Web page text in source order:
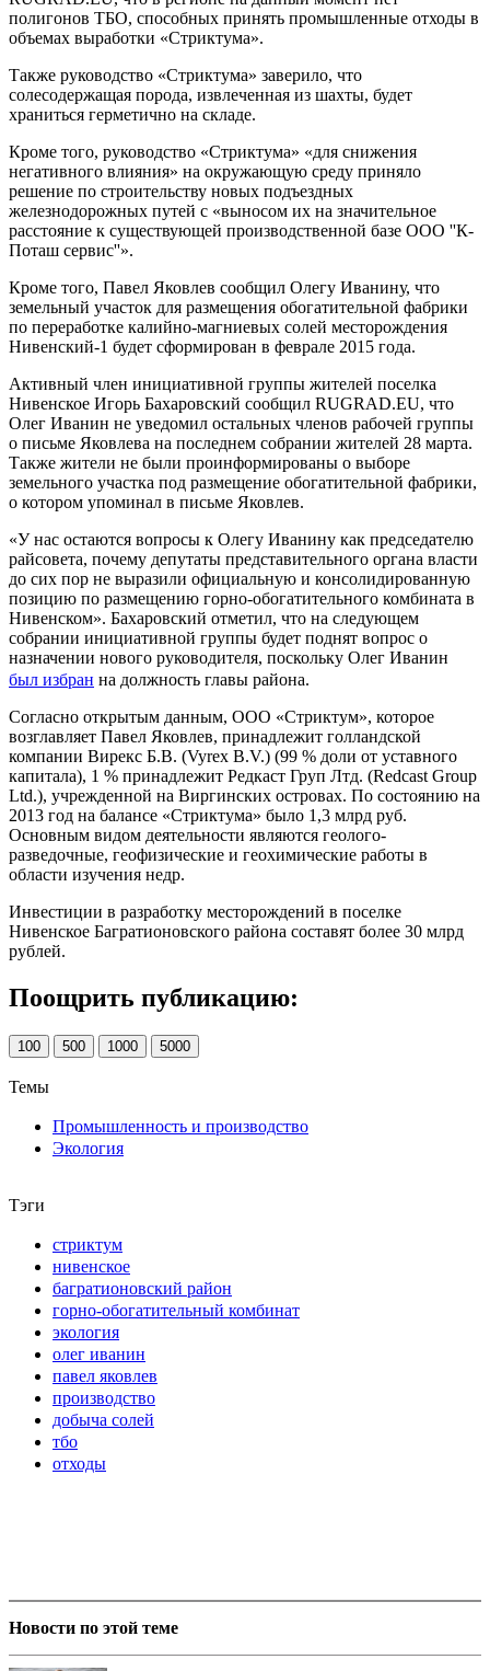
полигонов ТБО, способных принять промышленные отходы в
объемах выработки «Стриктума».
Также руководство «Стриктума» заверило, что
солесодержащая порода, извлеченная из шахты, будет
храниться герметично на складе.
Кроме того, руководство «Стриктума» «для снижения
негативного влияния» на окружающую среду приняло
решение по строительству новых подъездных
железнодорожных путей с «выносом их на значительное
расстояние к существующей производственной базе ООО ''К-
Поташ сервис''».
Кроме того, Павел Яковлев сообщил Олегу Иванину, что
земельный участок для размещения обогатительной фабрики
по переработке калийно-магниевых солей месторождения
Нивенский-1 будет сформирован в феврале 2015 года.
Активный член инициативной группы жителей поселка
Нивенское Игорь Бахаровский сообщил RUGRAD.EU, что
Олег Иванин не уведомил остальных членов рабочей группы
о письме Яковлева на последнем собрании жителей 28 марта.
Также жители не были проинформированы о выборе
земельного участка под размещение обогатительной фабрики,
о котором упоминал в письме Яковлев.
«У нас остаются вопросы к Олегу Иванину как председателю
райсовета, почему депутаты представительного органа власти
до сих пор не выразили официальную и консолидированную
позицию по размещению горно-обогатительного комбината в
Нивенском». Бахаровский отметил, что на следующем
собрании инициативной группы будет поднят вопрос о
назначении нового руководителя, поскольку Олег Иванин
был избран на должность главы района.
Согласно открытым данным, ООО «Стриктум», которое
возглавляет Павел Яковлев, принадлежит голландской
компании Вирекс Б.В. (Vyrex B.V.) (99 % доли от уставного
капитала), 1 % принадлежит Редкаст Груп Лтд. (Redcast Group
Ltd.), учрежденной на Виргинских островах. По состоянию на
2013 год на балансе «Стриктума» было 1,3 млрд руб.
Основным видом деятельности являются геолого-
разведочные, геофизические и геохимические работы в
области изучения недр.
Инвестиции в разработку месторождений в поселке
Нивенское Багратионовского района составят более 30 млрд
рублей.
Поощрить публикацию:
100 500 1000 5000
Темы
Промышленность и производство
Экология
Тэги
стриктум
нивенское
багратионовский район
горно-обогатительный комбинат
экология
олег иванин
павел яковлев
производство
добыча солей
тбо
отходы
Новости по этой теме